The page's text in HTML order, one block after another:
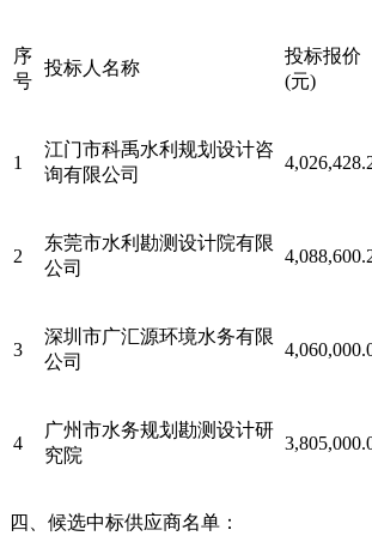
序
号
投标人名称
投标报价
(元)
1
江门市科禹水利规划设计咨
询有限公司
2
东莞市水利勘测设计院有限
公司
3
深圳市广汇源环境水务有限
公司
4
广州市水务规划勘测设计研
究院
四、候选中标供应商名单：